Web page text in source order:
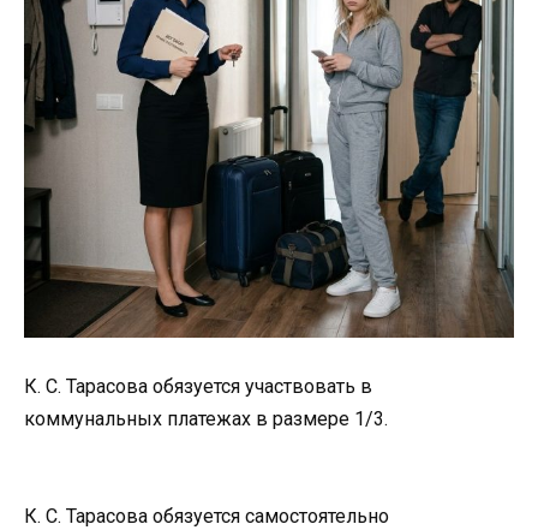
К. С. Тарасова обязуется участвовать в
коммунальных платежах в размере 1/3.
К. С. Тарасова обязуется самостоятельно